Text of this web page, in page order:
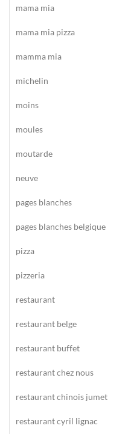
mama mia
mama mia pizza
mamma mia
michelin
moins
moules
moutarde
neuve
pages blanches
pages blanches belgique
pizza
pizzeria
restaurant
restaurant belge
restaurant buffet
restaurant chez nous
restaurant chinois jumet
restaurant cyril lignac